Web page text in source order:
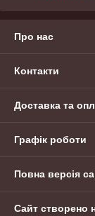
Про нас
Контакти
Доставка та
Графік роботи
Повна версія
Сайт створено